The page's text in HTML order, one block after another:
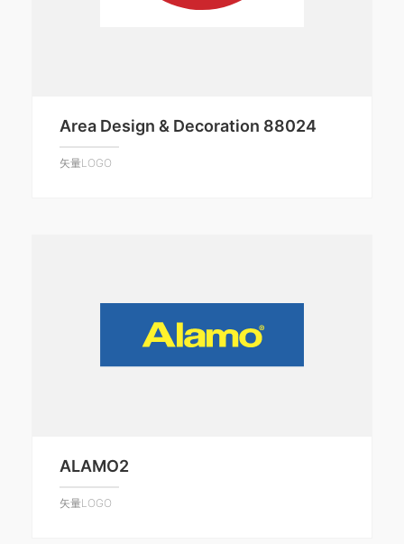
Area Design & Decoration 88024
矢量LOGO
ALAMO2
矢量LOGO